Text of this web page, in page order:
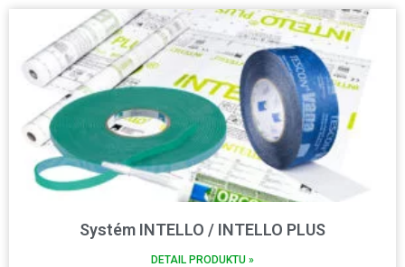
Systém INTELLO / INTELLO PLUS
DETAIL PRODUKTU »